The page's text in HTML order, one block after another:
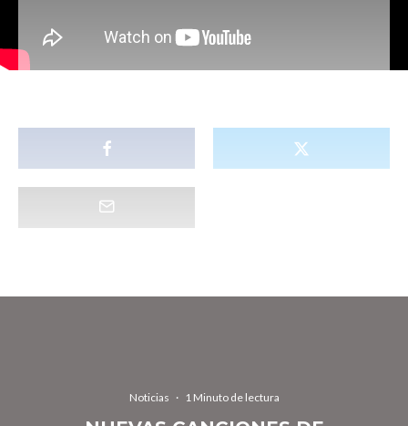
Noticias · 1 Minuto de lectura